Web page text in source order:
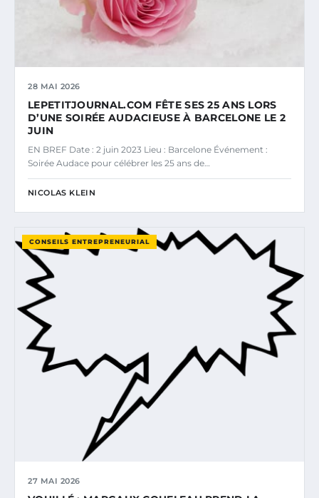
28 MAI 2026
LEPETITJOURNAL.COM FÊTE SES 25 ANS LORS
D’UNE SOIRÉE AUDACIEUSE À BARCELONE LE 2
JUIN
EN BREF Date : 2 juin 2023 Lieu : Barcelone Événement :
Soirée Audace pour célébrer les 25 ans de…
NICOLAS KLEIN
CONSEILS ENTREPRENEURIAL
27 MAI 2026